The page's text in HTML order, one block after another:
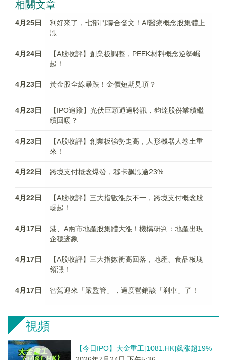
相關文章
4月25日
利好來了，七部門聯合發文！AI醫療概念股集體上
漲
4月24日
【A股收評】創業板調整，PEEK材料概念逆勢崛
起！
4月23日 黃金股全線暴跌！金價短期見頂？
4月23日
【IPO追蹤】光伏巨頭通過聆訊，鈞達股份業績繼
續回暖？
4月23日
【A股收評】創業板強勢走高，人形機器人卷土重
來！
4月22日 跨境支付概念爆發，移卡飙漲逾23%
4月22日
【A股收評】三大指數漲跌不一，跨境支付概念股
崛起！
4月17日
港、A兩市地產股集體大漲！機構研判：地產出現
企穩迹象
4月17日
【A股收評】三大指數衝高回落，地產、食品板塊
領漲！
4月17日 智駕迎來「嚴監管」，過度營銷該「刹車」了！
視頻
【今日IPO】大金重工[1081.HK]飙涨超19%